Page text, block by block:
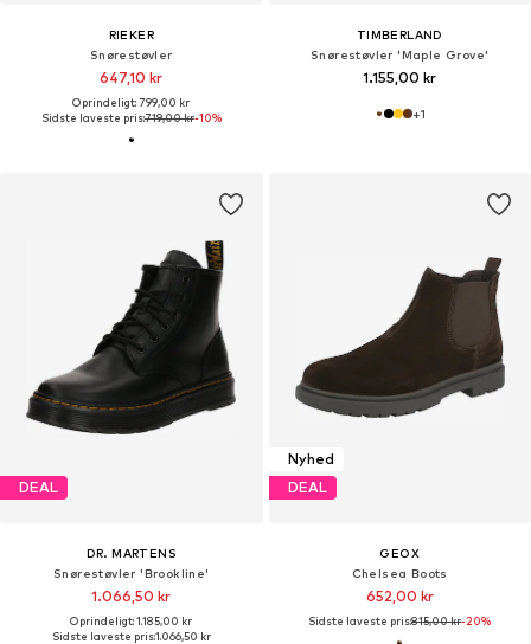
RIEKER
Snørestøvler
647,10 kr
Oprindeligt: 799,00 kr
Sidste laveste pris:719,00 kr-10%
TIMBERLAND
Snørestøvler 'Maple Grove'
1.155,00 kr
+1
DEAL
DR. MARTENS
Snørestøvler 'Brookline'
1.066,50 kr
Oprindeligt: 1.185,00 kr
Sidste laveste pris:1.066,50 kr
Nyhed
DEAL
GEOX
Chelsea Boots
652,00 kr
Sidste laveste pris:815,00 kr-20%